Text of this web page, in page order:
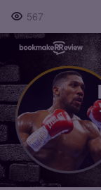
567